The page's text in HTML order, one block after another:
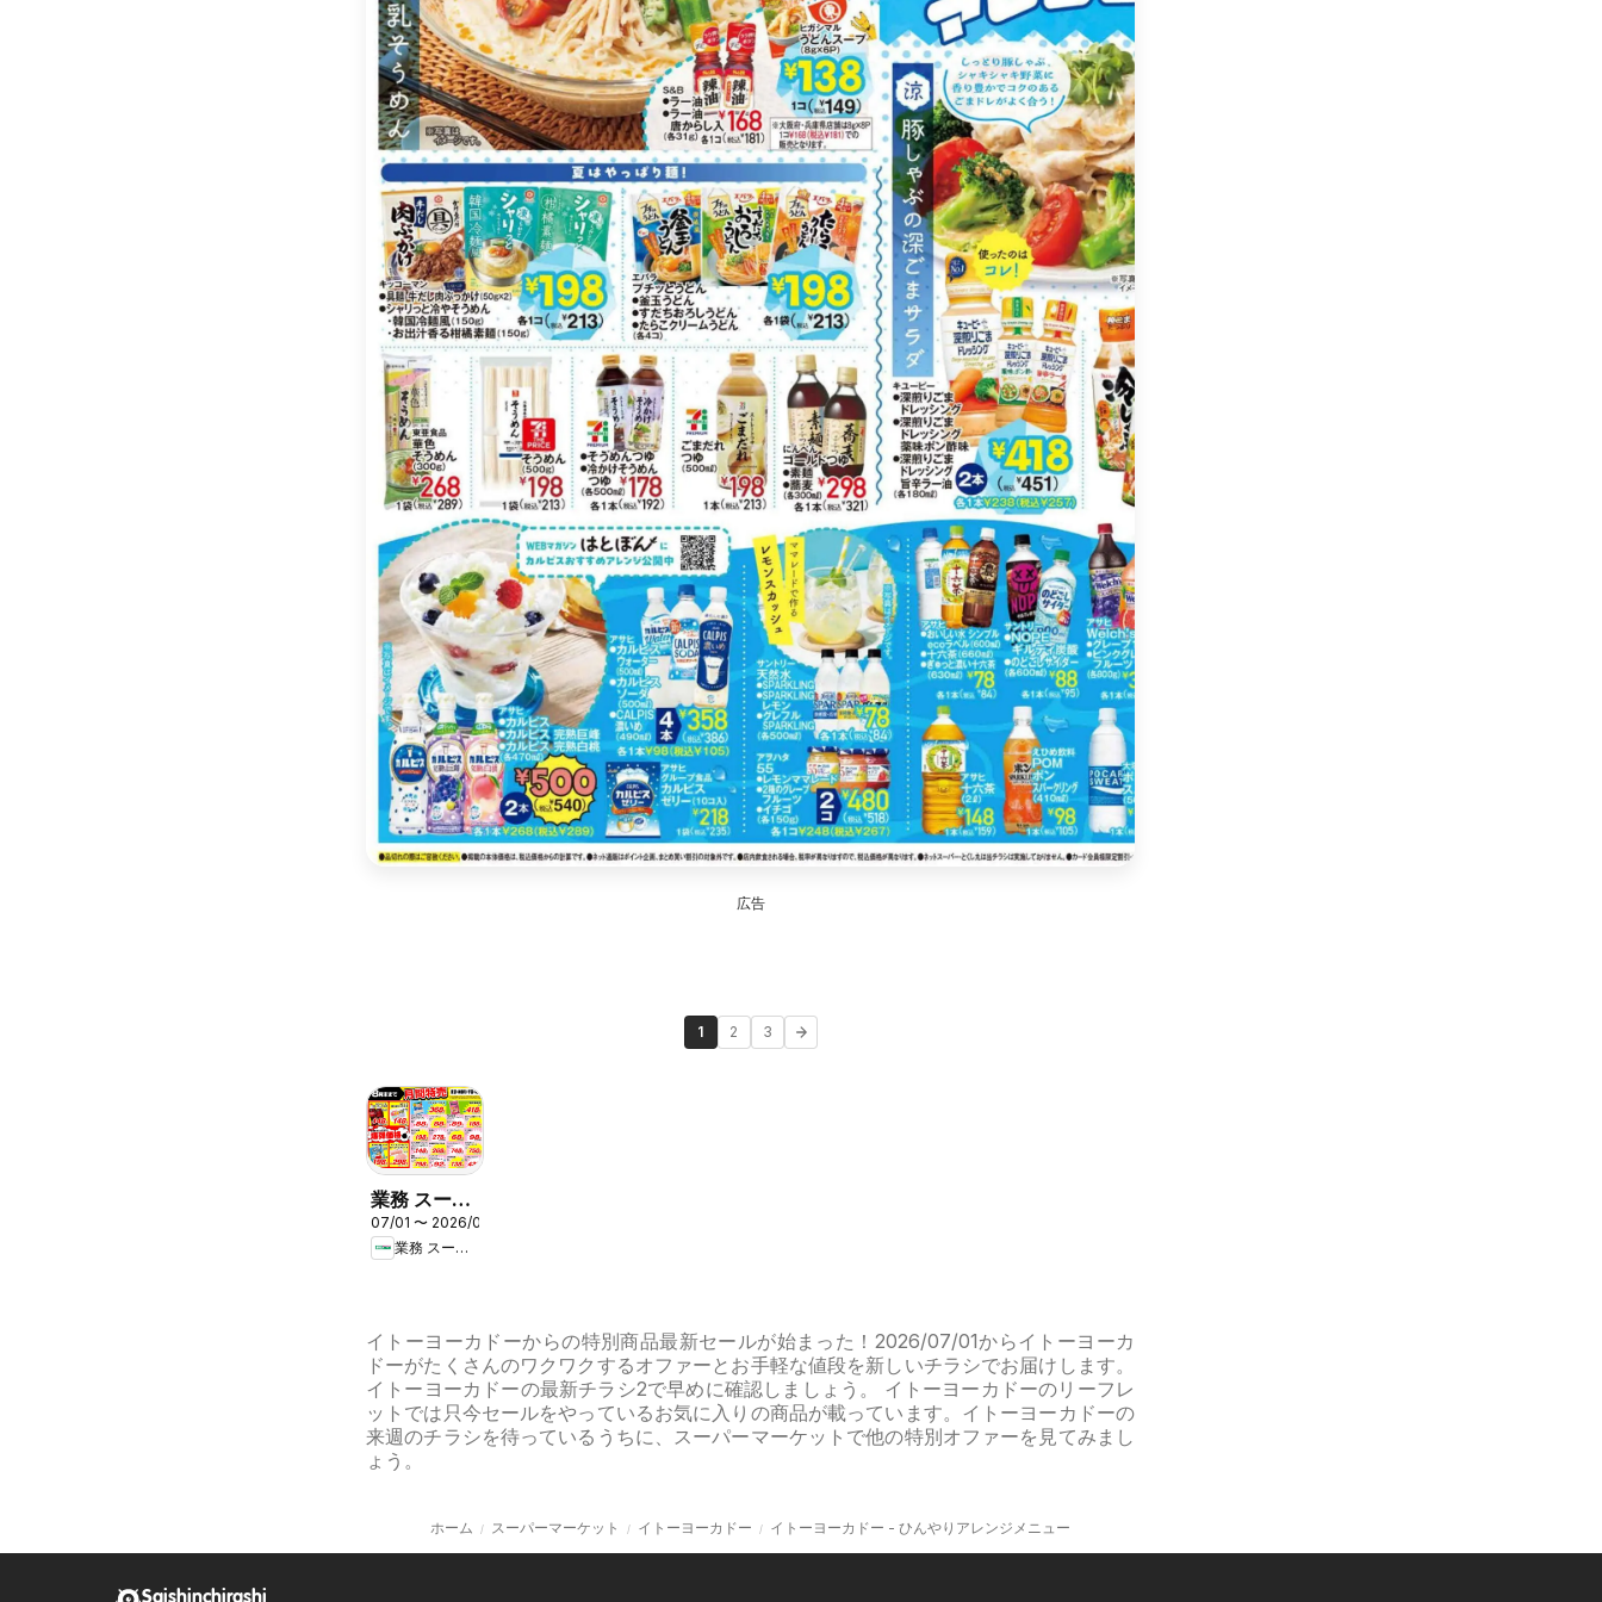
広告
1 2 3
業務 スーパ
ー 南関東
07/01 〜 2026/08/31
業務 スーパー
イトーヨーカドーからの特別商品最新セールが始まった！2026/07/01からイトーヨーカ
ドーがたくさんのワクワクするオファーとお手軽な値段を新しいチラシでお届けします。
イトーヨーカドーの最新チラシ2で早めに確認しましょう。 イトーヨーカドーのリーフレ
ットでは只今セールをやっているお気に入りの商品が載っています。イトーヨーカドーの
来週のチラシを待っているうちに、スーパーマーケットで他の特別オファーを見てみまし
ょう。
ホーム スーパーマーケット イトーヨーカドー イトーヨーカドー - ひんやりアレンジメニュー
Saishinchirashi